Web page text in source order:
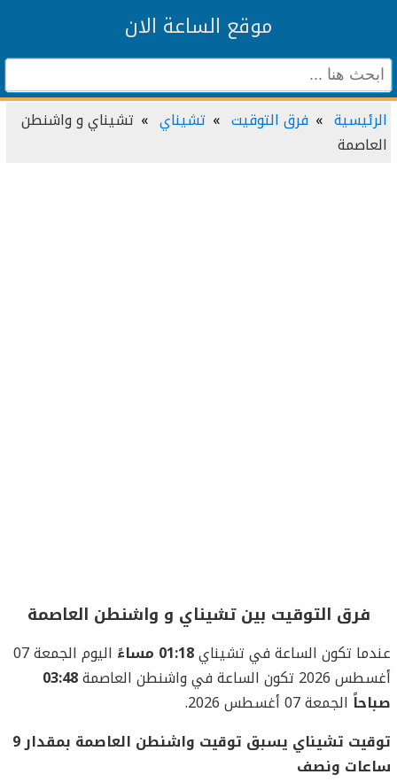
موقع الساعة الان
الرئيسية فرق التوقيت تشيناي
تشيناي و واشنطن
العاصمة
فرق التوقيت بين تشيناي و واشنطن العاصمة
عندما تكون الساعة في تشيناي01:18 مساءً
اليوم الجمعة 07
أغسطس 2026 تكون الساعة في واشنطن العاصمة
03:48
صباحاً الجمعة 07 أغسطس 2026.
توقيت تشيناي يسبق توقيت واشنطن العاصمة بمقدار 9
ساعات ونصف